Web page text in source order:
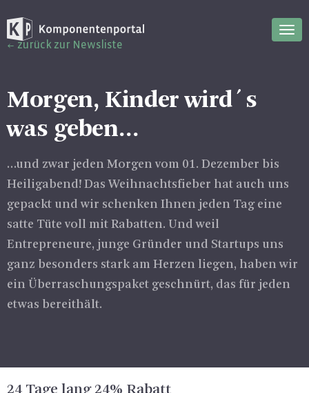
zurück zur Newsliste
Morgen, Kinder wird´s
was geben…
…und zwar jeden Morgen vom 01. Dezember bis
Heiligabend! Das Weihnachtsfieber hat auch uns
gepackt und wir schenken Ihnen jeden Tag eine
satte Tüte voll mit Rabatten. Und weil
Entrepreneure, junge Gründer und Startups uns
ganz besonders stark am Herzen liegen, haben wir
ein Überraschungspaket geschnürt, das für jeden
etwas bereithält.
24 Tage lang 24% Ra­batt